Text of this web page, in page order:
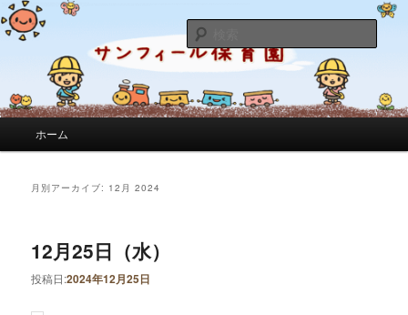
サンフィール保育園のブログ
サンフィール保育園のせんせいのブログです。園の日常を綴っています。
索
メインコンテンツへ移動
サブコンテンツへ移動
ホーム
月別アーカイブ: 12月 2024
12月25日（水）
投稿日:2024年12月25日